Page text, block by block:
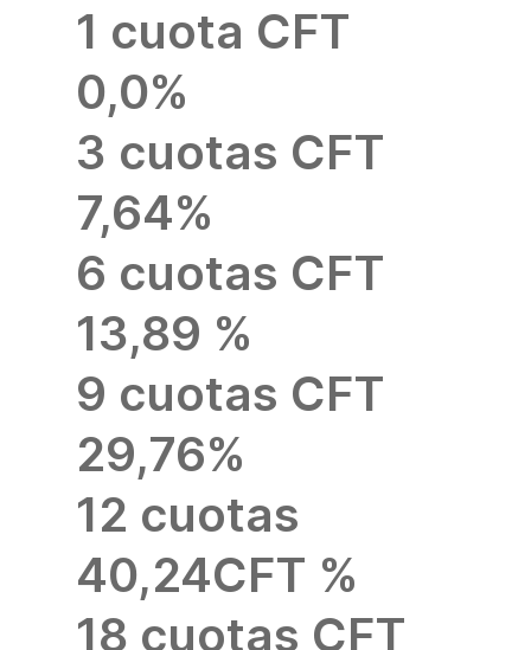
1 cuota CFT
0,0%
3 cuotas CFT
7,64%
6 cuotas CFT
13,89 %
9 cuotas CFT
29,76%
12 cuotas
40,24CFT %
18 cuotas CFT